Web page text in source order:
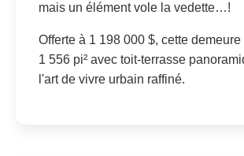
mais un élément vole la vedette…!
Offerte à 1 198 000 $, cette
1 556 pi² avec toit-terrasse
l'art de vivre urbain raffiné.